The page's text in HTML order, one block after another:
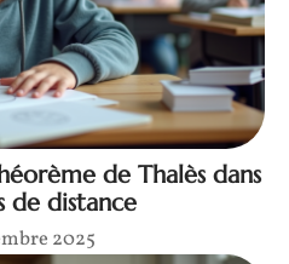
de Thalès dans
de distance
2025